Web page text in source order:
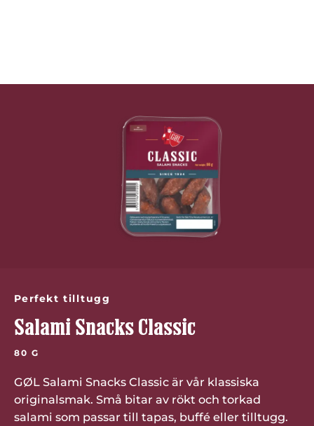
Perfekt tilltugg
Salami Snacks Classic
80 G
GØL Salami Snacks Classic är vår klassiska
originalsmak. Små bitar av rökt och torkad
salami som passar till tapas, buffé eller tilltugg.